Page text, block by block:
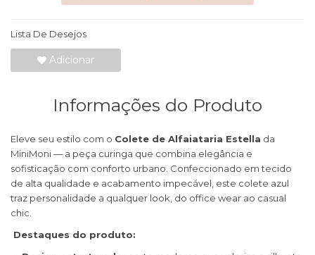
Lista De Desejos
Adicionar
Informações do Produto
Eleve seu estilo com o Colete de Alfaiataria Estella da
MiniMoni — a peça curinga que combina elegância e
sofisticação com conforto urbano. Confeccionado em tecido
de alta qualidade e acabamento impecável, este colete azul
traz personalidade a qualquer look, do office wear ao casual
chic.
Destaques do produto: